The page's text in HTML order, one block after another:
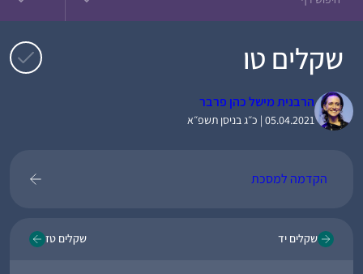
שקלים טו
הרבנית מישל כהן פרבר
05.04.2021 | כ״ג בניסן תשפ״א
הקדמה למסכת
שקלים יד שקלים טז